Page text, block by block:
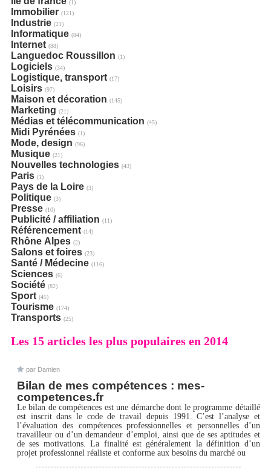
(1)
Immobilier (121)
Industrie (21)
Informatique (84)
Internet (88)
Languedoc Roussillon (1)
Logiciels (34)
Logistique, transport (17)
Loisirs (97)
Maison et décoration (145)
Marketing (21)
Médias et télécommunication (45)
Midi Pyrénées (1)
Mode, design (96)
Musique (21)
Nouvelles technologies (43)
Paris (1)
Pays de la Loire (3)
Politique (3)
Presse (10)
Publicité / affiliation (11)
Référencement (14)
Rhône Alpes (2)
Salons et foires (23)
Santé / Médecine (116)
Sciences (6)
Société (82)
Sport (45)
Tourisme (174)
Transports (25)
Les 15 articles les plus populaires en 2014
par Damien
Bilan de mes compétences : mes-
competences.fr
Le bilan de compétences est une démarche dont le programme détaillé
est inscrit dans le code de travail depuis 1991. C’est l’analyse et
l’évaluation des compétences professionnelles et personnelles d’un
travailleur ou d’un demandeur d’emploi, ainsi que de ses aptitudes et
de ses motivations. La finalité est généralement la définition d’un
projet professionnel réaliste et conforme aux besoins du marché ou